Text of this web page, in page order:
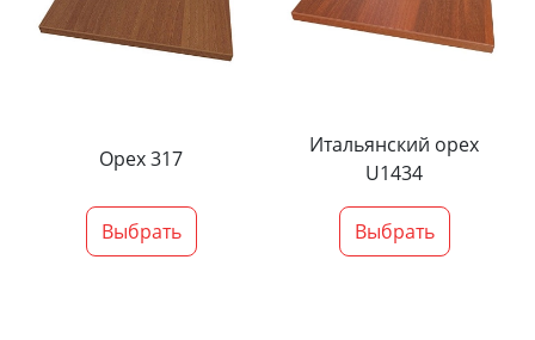
Орех 317
Выбрать
Итальянский орех
U1434
Выбрать